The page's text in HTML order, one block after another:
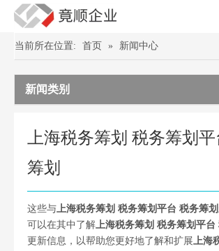
当前所在位置: 首页 » 新闻中心
新闻类别
上海税务筹划 税务筹划
筹划
这些与上海税务筹划 税务筹划平台 税务筹划
可以在其中了解上海税务筹划 税务筹划平台
更新信息，以帮助您更好地了解和扩展上海